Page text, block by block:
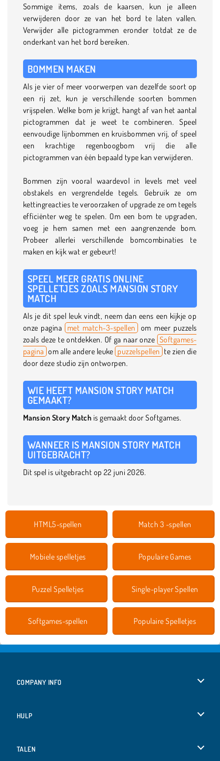
Sommige items, zoals de kaarsen, kun je alleen
verwijderen door ze van het bord te laten vallen.
Verwijder alle pictogrammen eronder totdat ze de
onderkant van het bord bereiken.
BOMMEN MAKEN
Als je vier of meer voorwerpen van dezelfde soort op
een rij zet, kun je verschillende soorten bommen
vrijspelen. Welke bom je krijgt, hangt af van het aantal
pictogrammen dat je weet te combineren. Speel
eenvoudige lijnbommen en kruisbommen vrij, of speel
een krachtige regenboogbom vrij die alle
pictogrammen van één bepaald type kan verwijderen.
Bommen zijn vooral waardevol in levels met veel
obstakels en vergrendelde tegels. Gebruik ze om
kettingreacties te veroorzaken of upgrade ze om tegels
efficiënter weg te spelen. Om een bom te upgraden,
voeg je hem samen met een aangrenzende bom.
Probeer allerlei verschillende bomcombinaties te
maken en kijk wat er gebeurt!
SPEEL MEER GRATIS ONLINE
SPELLETJES ZOALS MANSION STORY
MATCH
Als je dit spel leuk vindt, neem dan eens een kijkje op
onze pagina
met match-3-spellen om meer puzzels
zoals deze te ontdekken. Of ga naar onze Softgames-
pagina om alle andere leuke puzzelspellen te zien die
door deze studio zijn ontworpen.
WIE HEEFT MANSION STORY MATCH
GEMAAKT?
Mansion Story Match is gemaakt door Softgames.
WANNEER IS MANSION STORY MATCH
UITGEBRACHT?
Dit spel is uitgebracht op 22 juni 2026.
HTML5-spellen Match 3 -spellen
Mobiele spelletjes Populaire Games
Puzzel Spelletjes Single-player Spellen
Softgames-spellen Populaire Spelletjes
COMPANY INFO
HULP
TALEN